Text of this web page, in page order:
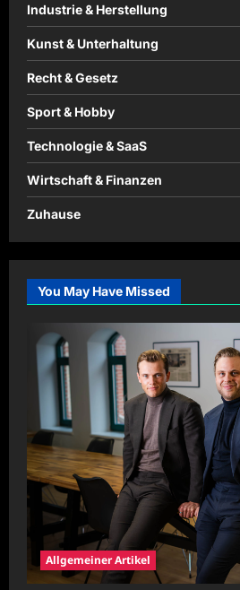
Industrie & Herstellung
Kunst & Unterhaltung
Recht & Gesetz
Sport & Hobby
Technologie & SaaS
Wirtschaft & Finanzen
Zuhause
You May Have Missed
Allgemeiner Artikel